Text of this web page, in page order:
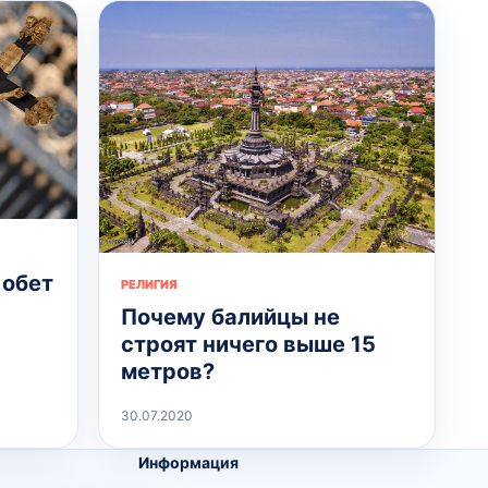
РЕЛИГИЯ
Почему балийцы не
строят ничего выше 15
метров?
30.07.2020
Информация